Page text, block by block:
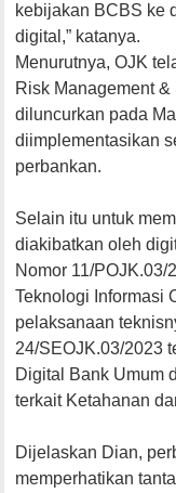
kebijakan BCBS ke
digital,” katanya.
Menurutnya, OJK
Risk Management
diluncurkan pada
diimplementasikan
perbankan.
Selain itu untuk
diakibatkan oleh
Nomor 11/
Teknologi Informasi
pelaksanaan
24/SEOJK.03/2023
Digital Bank Umum
terkait Ketahanan
Dijelaskan Dian,
memperhatikan